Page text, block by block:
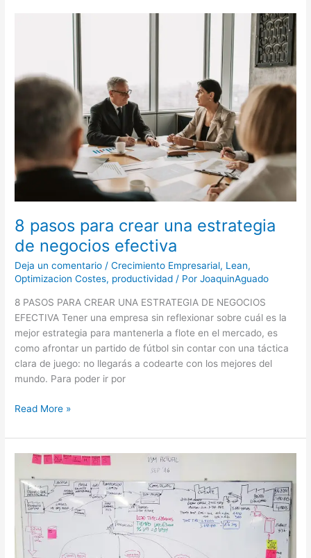
8 pasos para crear una estrategia
de negocios efectiva
Deja un comentario /Crecimiento Empresarial, Lean,
Optimizacion Costes, productividad / PorJoaquinAguado
8 PASOS PARA CREAR UNA ESTRATEGIA DE NEGOCIOS
EFECTIVA Tener una empresa sin reflexionar sobre cuál es la
mejor estrategia para mantenerla a flote en el mercado, es
como afrontar un partido de fútbol sin contar con una táctica
clara de juego: no llegarás a codearte con los mejores del
mundo. Para poder ir por
una
Read More »
Lean
Procesos:
Mapa
Flujo